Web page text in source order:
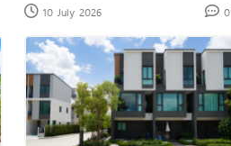
10 July 2026 0